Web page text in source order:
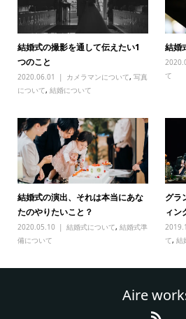
結婚式の撮影を通して伝えたい1
つのこと
2020.06.01 カメラマンについて, 写真
について, 結婚について
結婚
て
結婚式の演出、それは本当にあな
たのやりたいこと？
2020.05.10 結婚式について, 結婚式準
備について
グラ
ィン
て,結
Aire